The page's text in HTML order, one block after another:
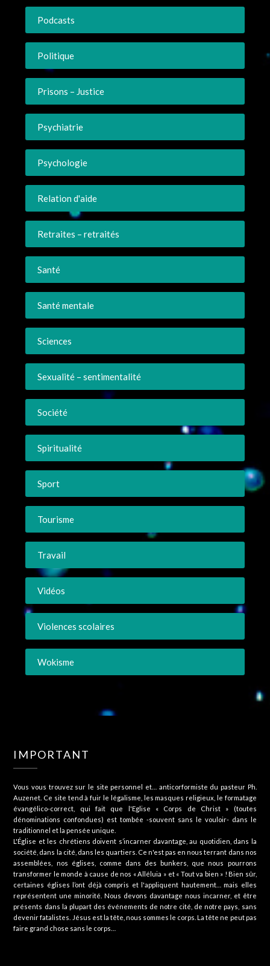
Podcasts
Politique
Prisons – Justice
Psychiatrie
Psychologie
Relation d'aide
Retraites – retraités
Santé
Santé mentale
Sciences
Sexualité – sentimentalité
Société
Spiritualité
Sport
Tourisme
Travail
Vidéos
Violences scolaires
Wokisme
IMPORTANT
Vous vous trouvez sur le site personnel et… anticorformiste du pasteur Ph.
Auzenet. Ce site tend à fuir le légalisme, les masques religieux, le formatage
évangélico-correct, qui fait que l'Eglise « Corps de Christ » (toutes
dénominations confondues) est tombée -souvent sans le vouloir- dans le
traditionnel et la pensée unique.
L'Église et les chrétiens doivent s’incarner davantage, au quotidien, dans la
société, dans la cité, dans les quartiers. Ce n'est pas en nous terrant dans nos
assemblées, nos églises, comme dans des bunkers, que nous pourrons
transformer le monde à cause de nos « Alléluia » et « Tout va bien » ! Bien sûr,
certaines églises l’ont déjà compris et l'appliquent hautement… mais elles
représentent une minorité. Nous devons davantage nous incarner, et être
présents dans la plupart des événements de notre cité, de notre pays, sans
devenir fatalistes. Jésus est la tête, nous sommes le corps. La tête ne peut pas
faire grand chose sans le corps…